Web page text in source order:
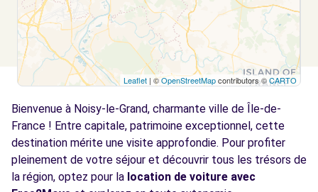
23 AVENUE ROGER SALENGRO
CHAMPIGNY-SUR-MARNE, 94500
Voir l'agence
PONT (P)
km
49-57 AV DU GENERAL GALLIENI
JOINVILLE LE PONT, FR-94, 94340
Voir l'agence
Leaflet | ©OpenStreetMapcontributors ©CARTO
Bienvenue à Noisy-le-Grand, charmante ville de Île-de-
France ! Entre capitale, patrimoine exceptionnel, cette
destination mérite une visite approfondie. Pour profiter
pleinement de votre séjour et découvrir tous les trésors de
la région, optez pour la location de voiture avec